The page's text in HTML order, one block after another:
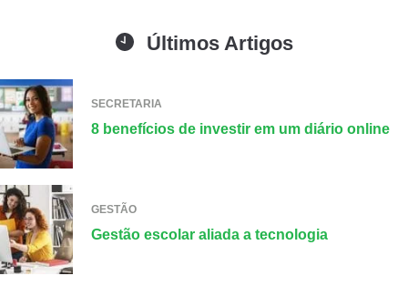
Últimos Artigos
SECRETARIA
8 benefícios de investir em um diário online
GESTÃO
Gestão escolar aliada a tecnologia